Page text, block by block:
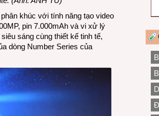
khúc với tính năng tạo video
pin 7.000mAh và vi xử lý
sáng cùng thiết kế tinh tế,
dòng Number Series của